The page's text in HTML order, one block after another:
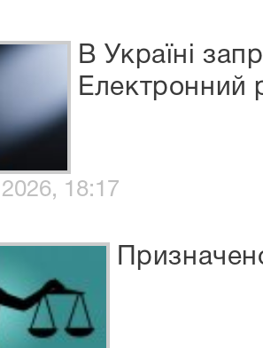
В Україні
Електронний
18:17